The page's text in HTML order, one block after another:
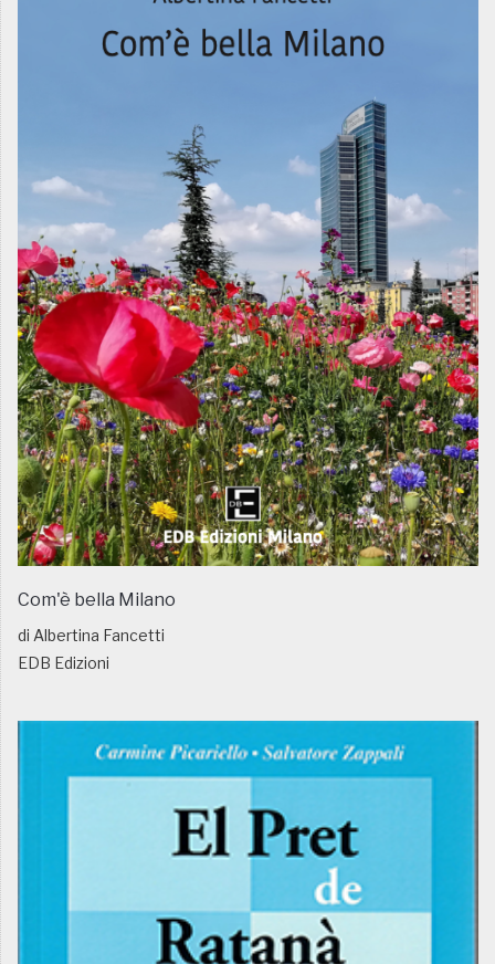
Com'è bella Milano
di Albertina Fancetti
EDB Edizioni